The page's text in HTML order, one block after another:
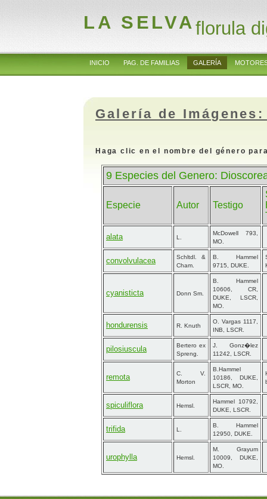
LA SELVAflorula
INICIO PAG. DE FAMILIAS GALERÍA
Galería de
Haga clic en el nombre del género
9 Especies del Genero:
Especie Autor Testigo
alata L.
McDowell 793,
MO.
convolvulacea
Schltdl. &
Cham.
B. Hammel
9715, DUKE.
cyanisticta Donn Sm.
B. Hammel
10606, CR,
DUKE, LSCR,
MO.
hondurensis R. Knuth
O. Vargas 1117,
INB, LSCR.
pilosiuscula
Bertero ex
Spreng.
J. Gonz�lez
11242, LSCR.
remota
C. V.
Morton
B.Hammel
10186, DUKE,
LSCR, MO.
spiculiflora Hemsl.
Hammel 10792,
DUKE, LSCR.
trifida L.
B. Hammel
12950, DUKE.
urophylla Hemsl.
M. Grayum
10009, DUKE,
MO.